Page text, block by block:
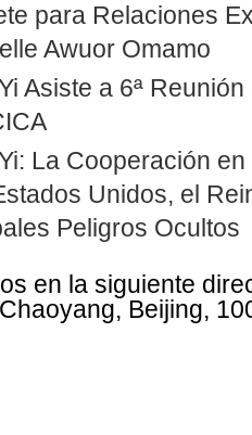
para Relaciones
Awuor Omamo
Asiste a 6ª
La Cooperación
Unidos, el
Peligros Ocultos
en la siguiente
Chaoyang, Beijing,